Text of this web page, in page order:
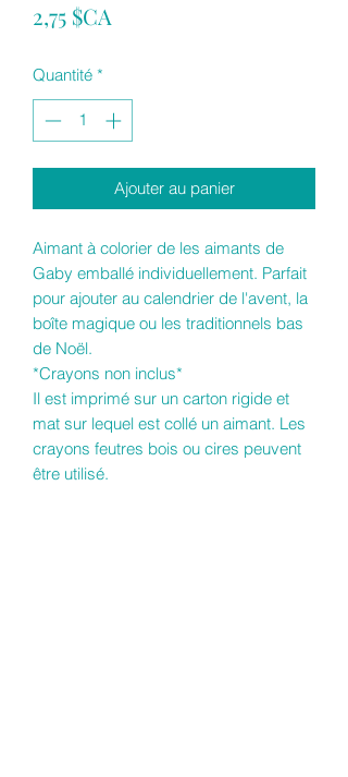
2,75 $CA
Quantité *
Ajouter au panier
Aimant à colorier de les aimants de
Gaby emballé individuellement. Parfait
pour ajouter au calendrier de l'avent, la
boîte magique ou les traditionnels bas
de Noël.
*Crayons non inclus*
Il est imprimé sur un carton rigide et
mat sur lequel est collé un aimant. Les
crayons feutres bois ou cires peuvent
être utilisé.